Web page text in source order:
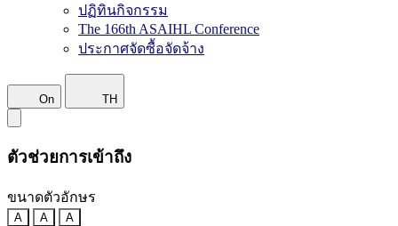
ปฏิทินกิจกรรม
The 166th ASAIHL Conference
ประกาศจัดซื้อจัดจ้าง
On TH
ตัวช่วยการเข้าถึง
ขนาดตัวอักษร
A A A